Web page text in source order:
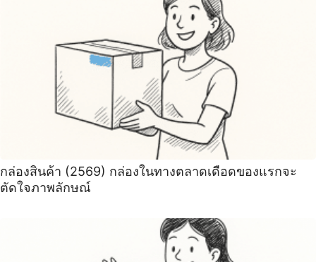
กล่องสินค้า (2569) กล่องในทางตลาดเดือดของแรกจะ
ตัดใจภาพลักษณ์